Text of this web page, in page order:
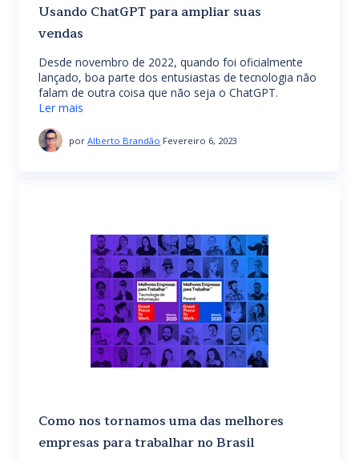
Usando ChatGPT para ampliar suas
vendas
Desde novembro de 2022, quando foi oficialmente
lançado, boa parte dos entusiastas de tecnologia não
falam de outra coisa que não seja o ChatGPT.
Ler mais
porAlberto Brandão Fevereiro 6, 2023
Como nos tornamos uma das melhores
empresas para trabalhar no Brasil